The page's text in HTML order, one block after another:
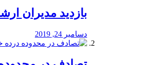
بازدید مدیران
دسامبر 24, 2019